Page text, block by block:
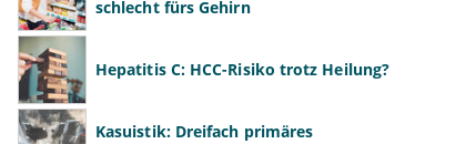
schlecht fürs Gehirn
Hepatitis C: HCC-Risiko trotz Heilung?
Kasuistik: Dreifach primäres